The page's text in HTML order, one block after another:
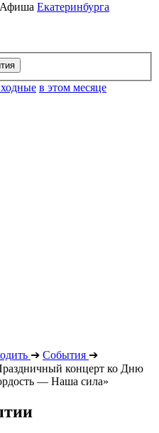
Афиша Екатеринбурга
в этом месяце
➔ События ➔
концерт ко Дню
— Наша сила»